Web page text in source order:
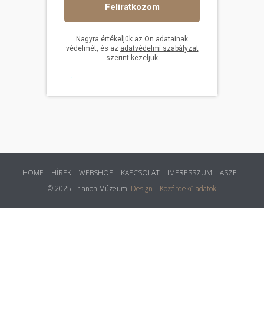
HOME HÍREK WEBSHOP KAPCSOLAT IMPRESSZUM
ASZF
© 2025 Trianon Múzeum. Design Közérdekű adatok